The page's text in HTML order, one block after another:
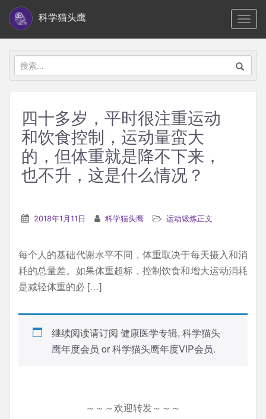
i
科学猫头鹰
搜
索：
四十多岁，平时很注重运动
和饮食控制，运动量蛮大
的，但体重就是降不下来，
也不升，这是什么情况？
2018年1月11日 科学猫头鹰 运动锻炼正文
每个人的基础代谢水平不同，体重取决于每天摄入和消
耗的总量差。如果体重超标，控制饮食和增大运动消耗
是减轻体重的必 […]
继续阅读请订阅 健康医学专辑, 科学猫头
鹰年度会员 or科学猫头鹰年度VIP会员.
～～～欢迎转发～～～